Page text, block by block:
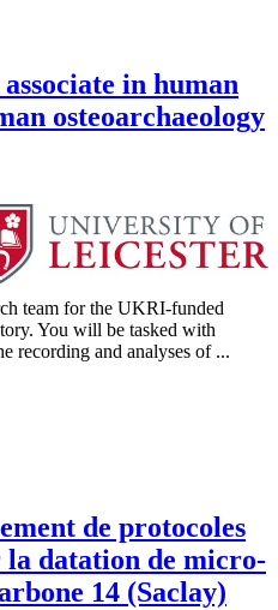
in human
osteoarchaeology
team for the UKRI-funded
You will be tasked with
recording and analyses of ...
de protocoles
datation de micro-
14 (Saclay)